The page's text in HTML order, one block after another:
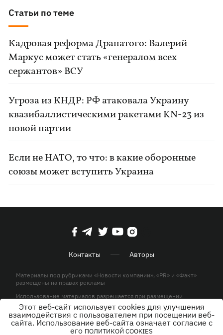
Статьи по теме
Кадровая реформа Драпатого: Валерий
Маркус может стать «генералом всех
сержантов» ВСУ
Угроза из КНДР: РФ атаковала Украину
квазибаллистическими ракетами KN-23 из
новой партии
Если не НАТО, то что: в какие оборонные
союзы может вступить Украина
Контакты Авторы
Материалы под рубриками «Новости компании», «PR» и «Факт»
размещены на правах рекламы
Использование материалов разрешается при размещении
активной гиперссылки на KP.UA в первом абзаце.
© ООО «ЮЛАВ МЕДИА»,2026. Все права защищены.
Этот веб-сайт использует cookies для улучшения
взаимодействия с пользователем при посещении веб-
сайта. Использование веб-сайта означает согласие с
его ПОЛИТИКОЙ COOKIES